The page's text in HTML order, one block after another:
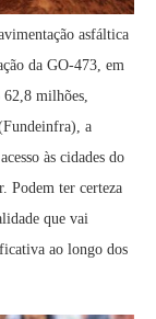
asfáltica
da GO-473, em
milhões,
a
às cidades do
Podem ter certeza
que vai
ao longo dos